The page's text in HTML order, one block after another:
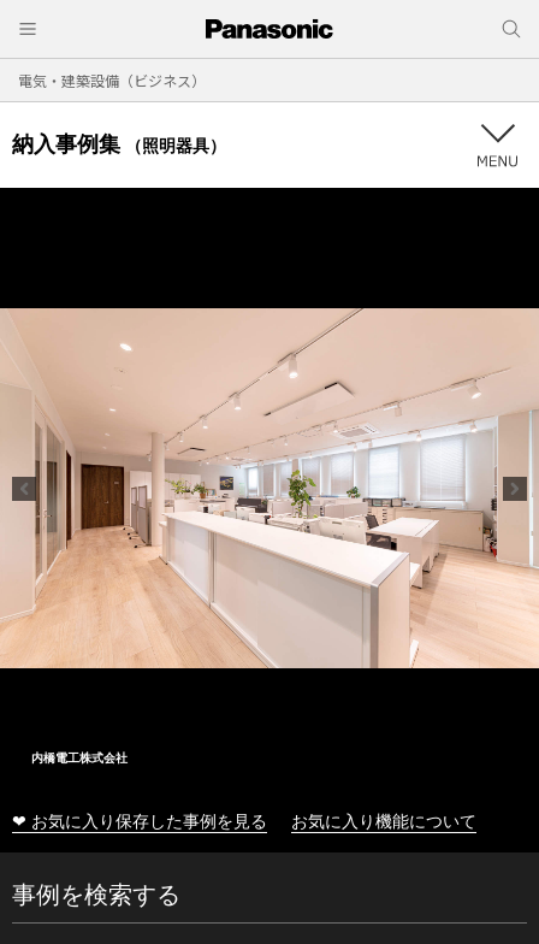
電気・建築設備（ビジネス）
納入事例集 （照明器具）
内橋電工株式会社
❤ お気に入り保存した事例を見る お気に入り機能について
事例を検索する